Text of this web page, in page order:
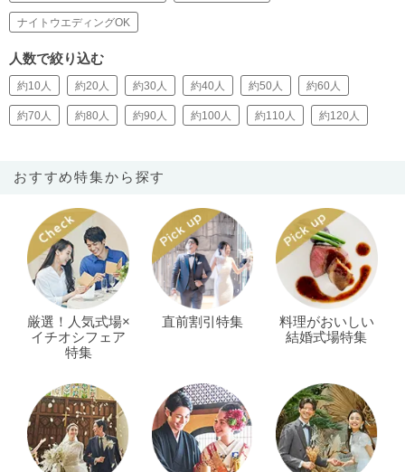
ナイトウエディングOK
人数で絞り込む
約10人 約20人 約30人 約40人 約50人 約60人
約70人 約80人 約90人 約100人 約110人 約120人
おすすめ特集から探す
厳選！人気式場×
イチオシフェア
特集
直前割引特集
料理がおいしい
結婚式場特集